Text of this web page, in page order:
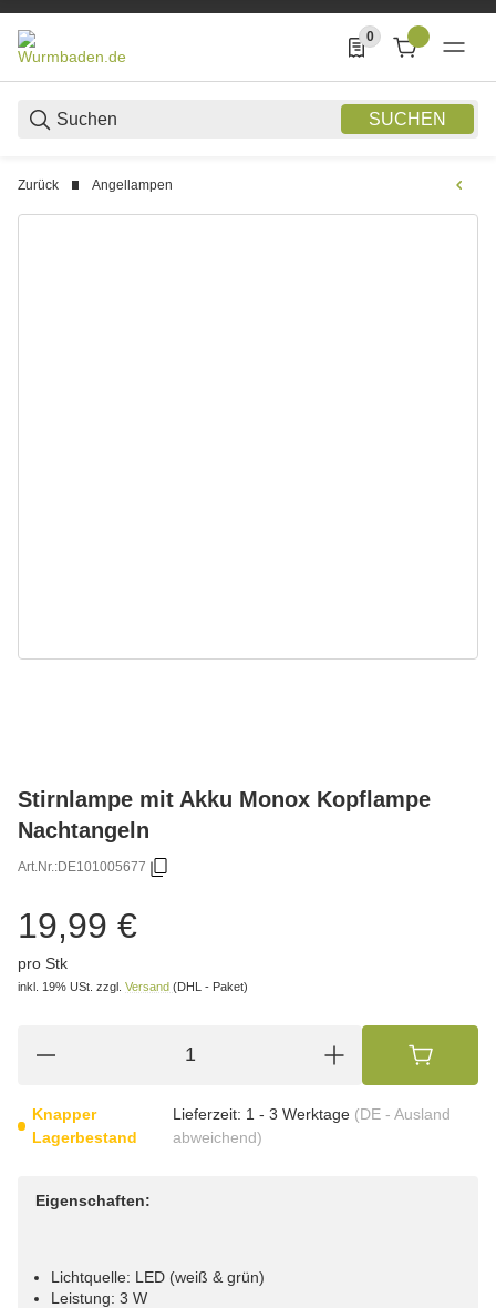
SUCHEN
0
0 Produkte in der
Zurück Angellampen
Stirnlampe mit Akku Monox Kopflampe
Nachtangeln
Art.Nr.:DE101005677
19,99 €
pro Stk
inkl. 19% USt. zzgl. Versand (DHL - Paket)
Knapper
Lagerbestand
Lieferzeit: 1 - 3 Werktage (DE - Ausland
abweichend)
Eigenschaften:
Lichtquelle: LED (weiß & grün)
Leistung: 3 W